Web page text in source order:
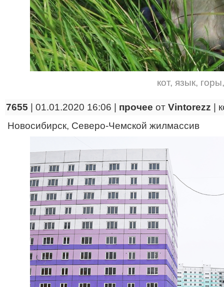
кот, язык, горы
7655 | 01.01.2020 16:06 | прочее от Vintorezz
Новосибирск, Северо-Чемской жилмассив